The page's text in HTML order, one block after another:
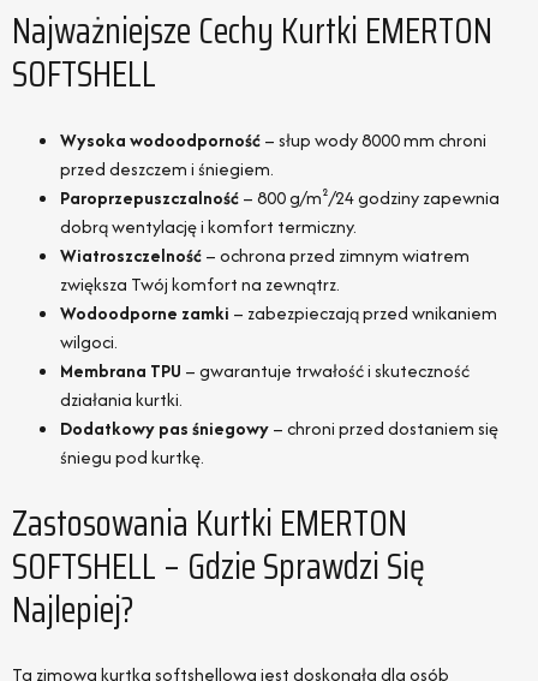
Najważniejsze Cechy Kurtki EMERTON
SOFTSHELL
Wysoka wodoodporność– słup wody 8000 mm chroni
przed deszczem i śniegiem.
Paroprzepuszczalność– 800 g/m²/24 godziny zapewnia
dobrą wentylację i komfort termiczny.
Wiatroszczelność– ochrona przed zimnym wiatrem
zwiększa Twój komfort na zewnątrz.
Wodoodporne zamki – zabezpieczają przed wnikaniem
wilgoci.
Membrana TPU – gwarantuje trwałość i skuteczność
działania kurtki.
Dodatkowy pas śniegowy– chroni przed dostaniem się
śniegu pod kurtkę.
Zastosowania Kurtki EMERTON
SOFTSHELL – Gdzie Sprawdzi Się
Najlepiej?
Ta zimowa kurtka softshellowa jest doskonała dla osób